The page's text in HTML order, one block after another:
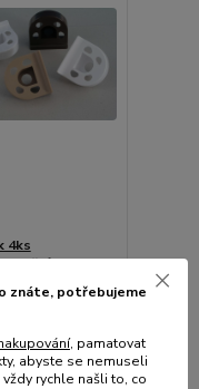
4ks
/ks
prac. dnů
znáte, potřebujeme
, pamatovat
abyste se nemuseli
rychle našli to, co